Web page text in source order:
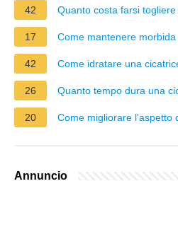
42 Quanto costa farsi
17 Come mantenere
42 Come idratare una
26 Quanto tempo dura una
20 Come migliorare l'aspetto
Annuncio